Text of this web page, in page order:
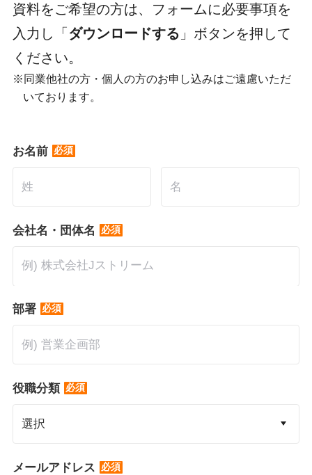
資料をご希望の方は、フォームに必要事項を
入力し「 ダウンロードする 」ボタンを押して
ください。
同業他社の方・個人の方のお申し込みはご遠慮いただ
いております。
*
お名前
*
会社名・団体名
*
部署
*
役職分類
*
メールアドレス